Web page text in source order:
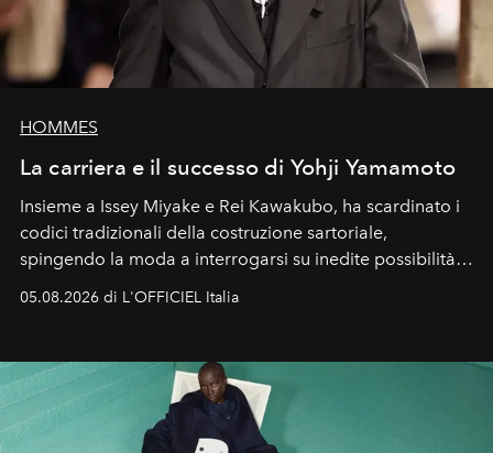
HOMMES
La carriera e il successo di Yohji Yamamoto
Insieme a Issey Miyake e Rei Kawakubo, ha scardinato i
codici tradizionali della costruzione sartoriale,
spingendo la moda a interrogarsi su inedite possibilità
formali e a ridefinire il concetto stesso di silhouette.
un’impronta indelebile nella storia della moda.
05.08.2026 di L'OFFICIEL Italia